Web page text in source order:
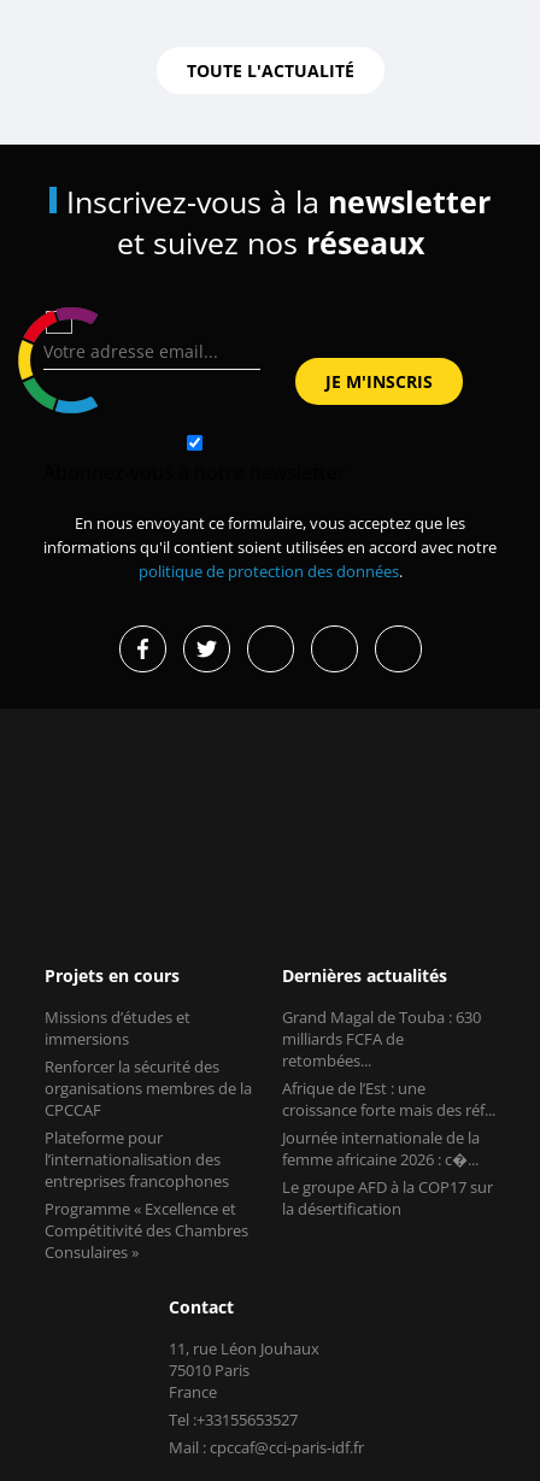
TOUTE L'ACTUALITÉ
Inscrivez-vous à la newsletter
et suivez nos réseaux
En nous envoyant ce formulaire, vous acceptez que les
informations qu'il contient soient utilisées en accord avec notre
politique de protection des données.
Projets en cours
Missions d’études et
immersions
Renforcer la sécurité des
organisations membres de la
CPCCAF
Plateforme pour
l’internationalisation des
entreprises francophones
Programme « Excellence et
Compétitivité des Chambres
Consulaires »
Dernières actualités
Grand Magal de Touba : 630
milliards FCFA de
retombées...
Afrique de l’Est : une
croissance forte mais des réf...
Journée internationale de la
femme africaine 2026 : c�...
Le groupe AFD à la COP17 sur
la désertification
Contact
11, rue Léon Jouhaux
75010 Paris
France
Tel :+33155653527
Mail : cpccaf@cci-paris-idf.fr